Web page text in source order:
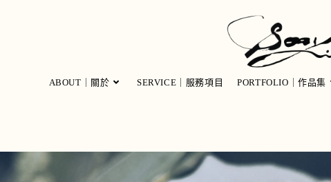
ABOUT｜關於 SERVICE｜服務項目 PORTFOLIO｜作品集